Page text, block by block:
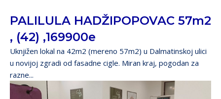
PALILULA HADŽIPOPOVAC 57m2
, (42) ,169900e
Uknjižen lokal na 42m2 (mereno 57m2) u Dalmatinskoj ulici
u novijoj zgradi od fasadne cigle. Miran kraj, pogodan za
razne...